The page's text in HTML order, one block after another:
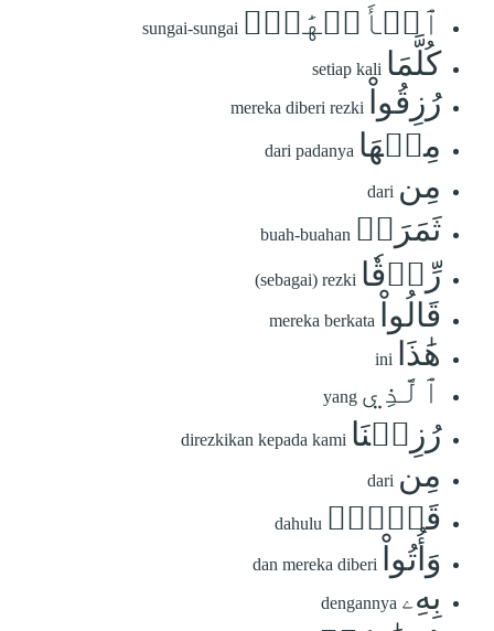
ٱلۡأَنۡهَٰرُۖ sungai-sungai
كُلَّمَا setiap kali
رُزِقُواْ mereka diberi rezki
مِنۡهَا dari padanya
مِن dari
ثَمَرَةٖ buah-buahan
رِّزۡقٗا (sebagai) rezki
قَالُواْ mereka berkata
هَٰذَا ini
ٱلَّذِي yang
رُزِقۡنَا direzkikan kepada kami
مِن dari
قَبۡلُۖ dahulu
وَأُتُواْ dan mereka diberi
بِهِۦ dengannya